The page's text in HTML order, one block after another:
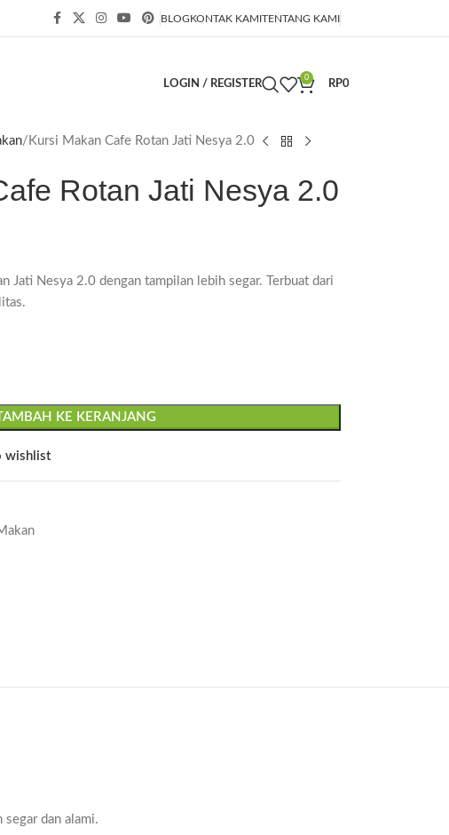
BLOGKONTAK KAMITENTANG KAMI
LOGIN / REGISTER
0
RP0
Kursi Makan Cafe Rotan Jati Nesya 2.0
Rotan Jati Nesya 2.0
Jati Nesya 2.0 dengan tampilan lebih segar. Terbuat dari
KE KERANJANG
wishlist
dan alami.